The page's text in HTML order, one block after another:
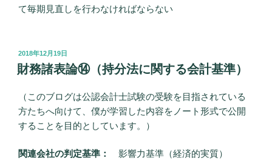
て毎期見直しを行わなければならない
投
稿
日:
2018年12月19日
財務諸表論⑭（持分法に関する会計基準）
（このブログは公認会計士試験の受験を目指されている
方たちへ向けて、僕が学習した内容をノート形式で公開
することを目的としています。）
関連会社の判定基準： 影響力基準（経済的実質）